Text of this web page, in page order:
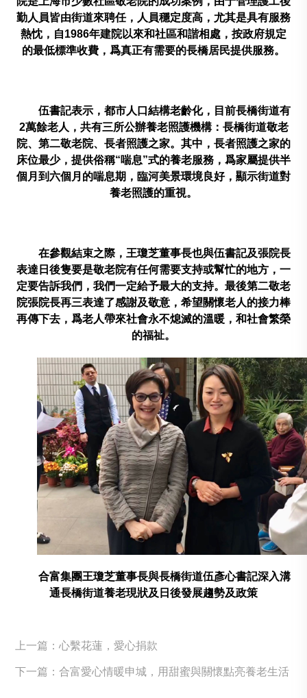
勤人員皆由街道來聘任，人員穩定度高，尤其是具有服務
熱忱，自1986年建院以來和社區和諧相處，按政府規定
的最低標準收費，爲真正有需要的長橋居民提供服務。
伍書記表示，都市人口結構老齡化，目前長橋街道有
2萬餘老人，共有三所公辦養老照護機構：長橋街道敬老
院、第二敬老院、長者照護之家。其中，長者照護之家的
床位最少，提供俗稱“喘息”式的養老服務，爲家屬提供半
個月到六個月的喘息期，臨河美景環境良好，顯示街道對
養老照護的重視。
在參觀結束之際，王瓊芝董事長也與伍書記及張院長
表達日後隻要是敬老院有任何需要支持或幫忙的地方，一
定要告訴我們，我們一定給予最大的支持。最後第二敬老
院張院長再三表達了感謝及敬意，希望關懷老人的接力棒
再傳下去，爲老人帶來社會永不熄滅的溫暖，和社會繁榮
的福祉。
合富集團王瓊芝董事長與長橋街道伍彥心書記深入溝
通長橋街道養老現狀及日後發展趨勢及政策
上一篇：心繫花蓮，愛心捐款
下一篇：合富愛心情暖申城，用甜蜜與關懷點亮養老生活